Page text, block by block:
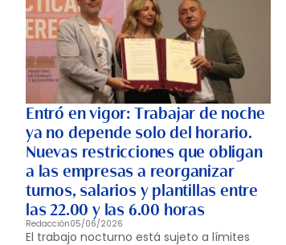
Entró en vigor: Trabajar de noche
ya no depende solo del horario.
Nuevas restricciones que obligan
a las empresas a reorganizar
turnos, salarios y plantillas entre
las 22.00 y las 6.00 horas
Redacción05/06/2026
El trabajo nocturno está sujeto a límites